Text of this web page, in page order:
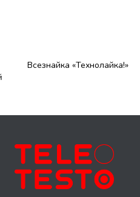
Всезнайка «Технолайка!»